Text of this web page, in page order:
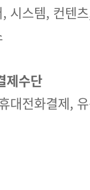
시스템, 컨텐
제수단
대전화결제,